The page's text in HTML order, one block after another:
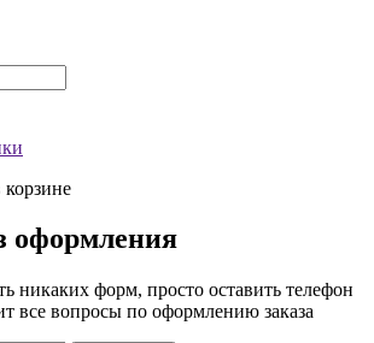
корзине
оформления
никаких форм, просто оставить телефон
все вопросы по оформлению заказа